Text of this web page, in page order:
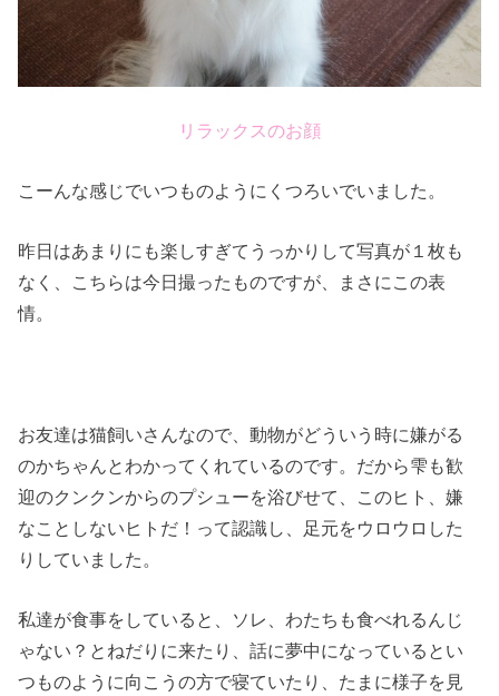
リラックスのお顔
こーんな感じでいつものようにくつろいでいました。
昨日はあまりにも楽しすぎてうっかりして写真が１枚も
なく、こちらは今日撮ったものですが、まさにこの表
情。
お友達は猫飼いさんなので、動物がどういう時に嫌がる
のかちゃんとわかってくれているのです。だから雫も歓
迎のクンクンからのプシューを浴びせて、このヒト、嫌
なことしないヒトだ！って認識し、足元をウロウロした
りしていました。
私達が食事をしていると、ソレ、わたちも食べれるんじ
ゃない？とねだりに来たり、話に夢中になっているとい
つものように向こうの方で寝ていたり、たまに様子を見